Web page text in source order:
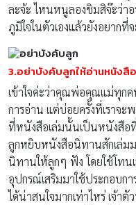
ละจ้ะ ไหนหนูลองชิมสิจ๊ะว่า
ภูมิใจในตัวเองแล้วยังอยาก
3.อย่าบังคับลูกให้อ่านหนังสือ
เข้าใจค่ะว่าคุณพ่อคุณแม่ทุกค
การอ่าน แต่บ่อยครั้งที่เราจ
ที่หนังสือเล่มนั้นเป็นหนังสือ
ลูกหยิบหนังสือนิทานสักเล่ม
นิทานให้ลูกๆ ฟัง โดยใช้โท
อุปกรณ์เสริมมาใช้ประกอบกา
ได้น่าสนใจมากเท่าไหร่ เจ้า